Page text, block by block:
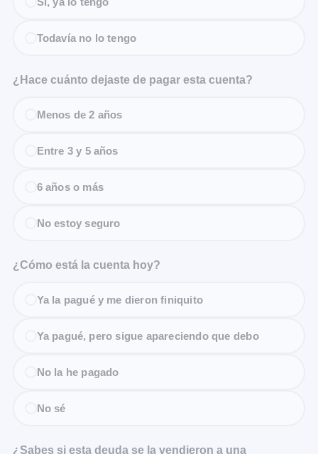
Todavía no lo tengo
¿Hace cuánto dejaste de pagar esta cuenta?
Menos de 2 años
Entre 3 y 5 años
6 años o más
No estoy seguro
¿Cómo está la cuenta hoy?
Ya la pagué y me dieron finiquito
Ya pagué, pero sigue apareciendo que debo
No la he pagado
No sé
¿Sabes si esta deuda se la vendieron a una